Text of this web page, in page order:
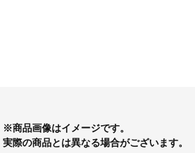
※商品画像はイメージです。
実際の商品とは異なる場合がございます。